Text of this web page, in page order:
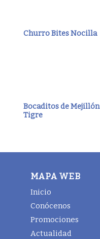
Churro Bites Nocilla
Bocaditos de Mejillón
Tigre
MAPA WEB
Inicio
Conócenos
Promociones
Actualidad